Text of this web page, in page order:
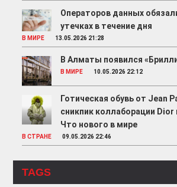
Операторов данных
утечках в течение дня
В МИРЕ 13.05.2026 21:28
В Алматы появился
В МИРЕ 10.05.2026 22:12
Готическая обувь от Jean
сникпик коллаборации
Что нового в мире
В СТРАНЕ 09.05.2026 22:46
TAGS